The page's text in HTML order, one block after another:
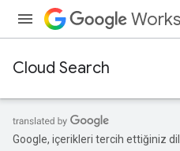
Cloud Search
Google, içerikleri tercih ettiğiniz